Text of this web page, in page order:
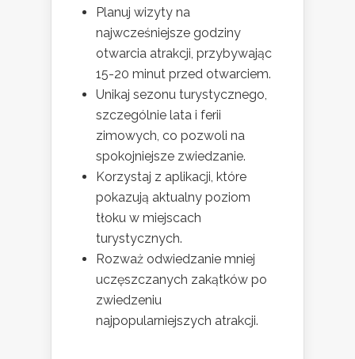
Planuj wizyty na
najwcześniejsze godziny
otwarcia atrakcji, przybywając
15-20 minut przed otwarciem.
Unikaj sezonu turystycznego,
szczególnie lata i ferii
zimowych, co pozwoli na
spokojniejsze zwiedzanie.
Korzystaj z aplikacji, które
pokazują aktualny poziom
tłoku w miejscach
turystycznych.
Rozważ odwiedzanie mniej
uczęszczanych zakątków po
zwiedzeniu
najpopularniejszych atrakcji.